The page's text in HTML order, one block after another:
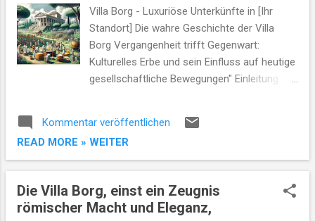
moderne Industrie 3. Station 3 Die
Aufklärung Hier wird eine Debatte zwischen
historischen Persönlichkeiten der
Aufklärungszeit nachgestellt um den Wert
von Wissenschaft und freiem Denken zu
wissenschaftl...
Villa Borg - Luxuriöse Unterkünfte in [Ihr
Standort] Die wahre Geschichte der Villa
Borg Vergangenheit trifft Gegenwart:
Kulturelles Erbe und sein Einfluss auf heutige
gesellschaftliche Bewegungen" Einleitung -
Einbeziehung von Informationen von villa-
borg.com. - Übergang zu aktuellen
gesellschaftlichen Bewegungen in
Historischer Kontext - Erörterung der
Bedeutung historischer Stätten wie der Villa
Kommentar veröffentlichen
READ MORE » WEITER
Die Villa Borg, einst ein Zeugnis
römischer Macht und Eleganz,